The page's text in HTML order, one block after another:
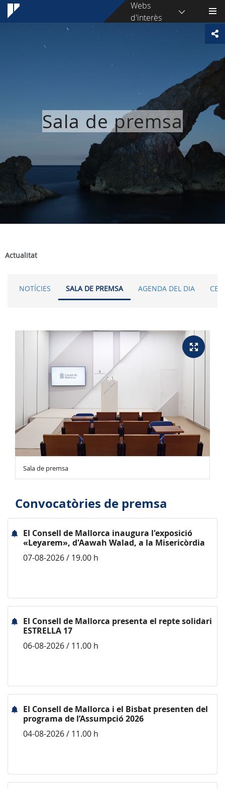
Webs
d'interès
Sala de premsa
Actualitat
NOTÍCIES SALA DE PREMSA AGENDA DEL DIA
Sala de premsa
Convocatòries de premsa
El Consell de Mallorca inaugura l'exposició
«Leyarem», d'Aawah Walad, a la Misericòrdia
07-08-2026 / 19.00 h
El Consell de Mallorca presenta el repte solidari
ESTRELLA 17
06-08-2026 / 11.00 h
El Consell de Mallorca i el Bisbat presenten del
programa de l’Assumpció 2026
04-08-2026 / 11.00 h